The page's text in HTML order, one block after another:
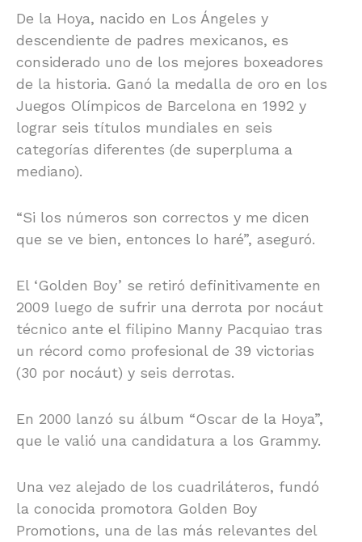
De la Hoya, nacido en Los Ángeles y
descendiente de padres mexicanos, es
considerado uno de los mejores boxeadores
de la historia. Ganó la medalla de oro en los
Juegos Olímpicos de Barcelona en 1992 y
lograr seis títulos mundiales en seis
categorías diferentes (de superpluma a
mediano).
“Si los números son correctos y me dicen
que se ve bien, entonces lo haré”, aseguró.
El ‘Golden Boy’ se retiró definitivamente en
2009 luego de sufrir una derrota por nocáut
técnico ante el filipino Manny Pacquiao tras
un récord como profesional de 39 victorias
(30 por nocáut) y seis derrotas.
En 2000 lanzó su álbum “Oscar de la Hoya”,
que le valió una candidatura a los Grammy.
Una vez alejado de los cuadriláteros, fundó
la conocida promotora Golden Boy
Promotions, una de las más relevantes del